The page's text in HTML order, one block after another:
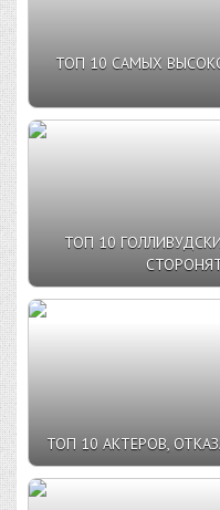
ТОП 10 САМЫХ
ТОП 10
ТОП 10 АКТЕРОВ,